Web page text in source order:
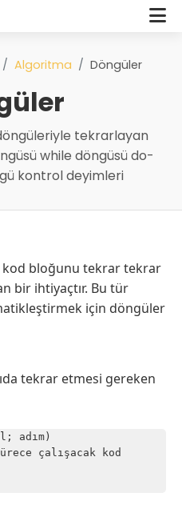
Algoritma Döngüler
tekrarlayan
while döngüsü do-
kontrol deyimleri
bloğunu tekrar tekrar
bir ihtiyaçtır. Bu tür
için döngüler
tekrar etmesi gereken
adım)
çalışacak kod